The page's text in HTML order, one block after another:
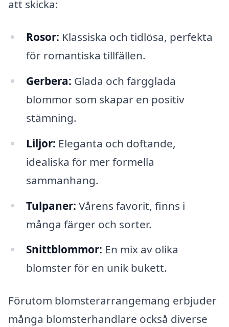
att skicka:
Rosor: Klassiska och tidlösa, perfekta
för romantiska tillfällen.
Gerbera: Glada och färgglada
blommor som skapar en positiv
stämning.
Liljor: Eleganta och doftande,
idealiska för mer formella
sammanhang.
Tulpaner: Vårens favorit, finns i
många färger och sorter.
Snittblommor: En mix av olika
blomster för en unik bukett.
Förutom blomsterarrangemang erbjuder
många blomsterhandlare också diverse